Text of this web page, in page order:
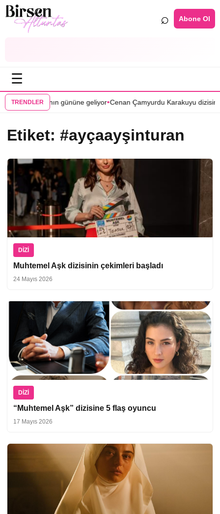
⌕ Abone Ol
☰
TRENDLER gününe geliyor•Cenan Çamyurdu Karakuyu dizisinde•
Etiket: #ayçaayşinturan
DIZI
Muhtemel Aşk dizisinin çekimleri başladı
24 Mayıs 2026
DIZI
“Muhtemel Aşk” dizisine 5 flaş oyuncu
17 Mayıs 2026